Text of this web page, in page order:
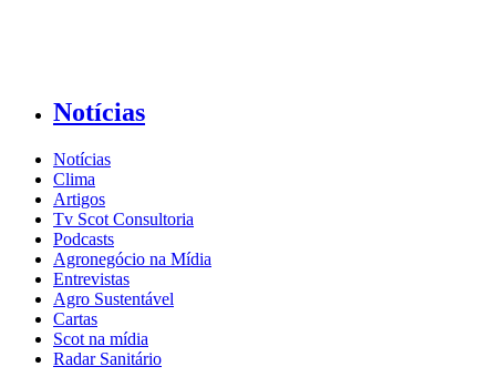
Notícias
Notícias
Clima
Artigos
Tv Scot Consultoria
Podcasts
Agronegócio na Mídia
Entrevistas
Agro Sustentável
Cartas
Scot na mídia
Radar Sanitário